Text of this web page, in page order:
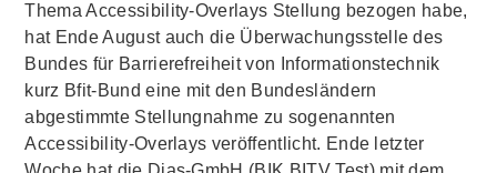
Thema Accessibility-Overlays Stellung bezogen habe,
hat Ende August auch die Überwachungsstelle des
Bundes für Barrierefreiheit von Informationstechnik
kurz Bfit-Bund eine mit den Bundesländern
abgestimmte Stellungnahme zu sogenannten
Accessibility-Overlays veröffentlicht. Ende letzter